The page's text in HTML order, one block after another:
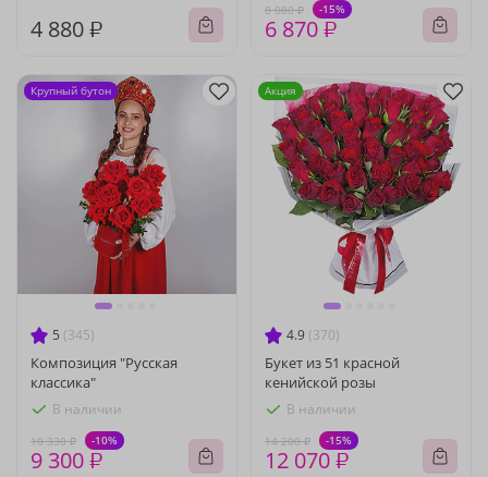
4 880 ₽
8 080 ₽ -15%
6 870 ₽
5 (345)
Композиция "Русская
классика"
В наличии
10 330 ₽ -10%
9 300 ₽
Крупный бутон
4.9 (370)
Букет из 51 красной
кенийской розы
В наличии
14 200 ₽ -15%
12 070 ₽
Акция